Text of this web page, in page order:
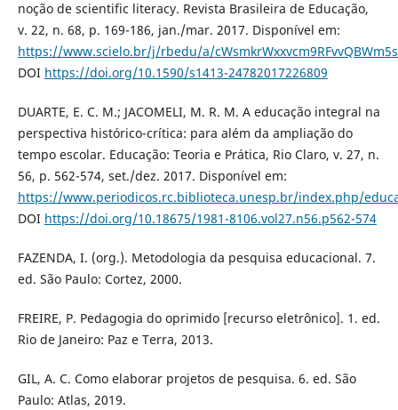
noção de scientific literacy. Revista Brasileira de Educação,
v. 22, n. 68, p. 169-186, jan./mar. 2017. Disponível em:
https://www.scielo.br/j/rbedu/a/
DOI https://doi.org/10.1590/s1413-24782017226809
DUARTE, E. C. M.; JACOMELI, M. R. M. A educação integral na
perspectiva histórico-crítica: para além da ampliação do
tempo escolar. Educação: Teoria e Prática, Rio Claro, v. 27, n.
56, p. 562-574, set./dez. 2017. Disponível em:
https://www.periodicos.rc.biblioteca.unesp.br/index.php/
DOI https://doi.org/10.18675/1981-8106.vol27.n56.p562-574
FAZENDA, I. (org.). Metodologia da pesquisa educacional. 7.
ed. São Paulo: Cortez, 2000.
FREIRE, P. Pedagogia do oprimido [recurso eletrônico]. 1. ed.
Rio de Janeiro: Paz e Terra, 2013.
GIL, A. C. Como elaborar projetos de pesquisa. 6. ed. São
Paulo: Atlas, 2019.